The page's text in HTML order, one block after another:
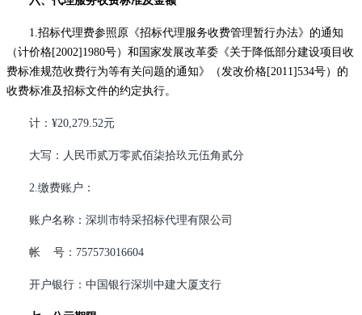
1. 招标代理费参照原《招标代理服务收费管理暂行办法》的通知
（计价格[2002]1980号）和国家发展改革委《关于降低部分建设项目收
费标准规范收费行为等有关问题的通知》（发改价格[2011]534号）的
收费标准及招标文件的约定执行。
计：¥20,279.52元
大写：人民币贰万零贰佰柒拾玖元伍角贰分
2. 缴费账户：
账户名称：深圳市特采招标代理有限公司
帐 号：757573016604
开户银行：中国银行深圳中建大厦支行